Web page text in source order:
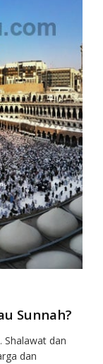
Sunnah?
Shalawat dan
dan